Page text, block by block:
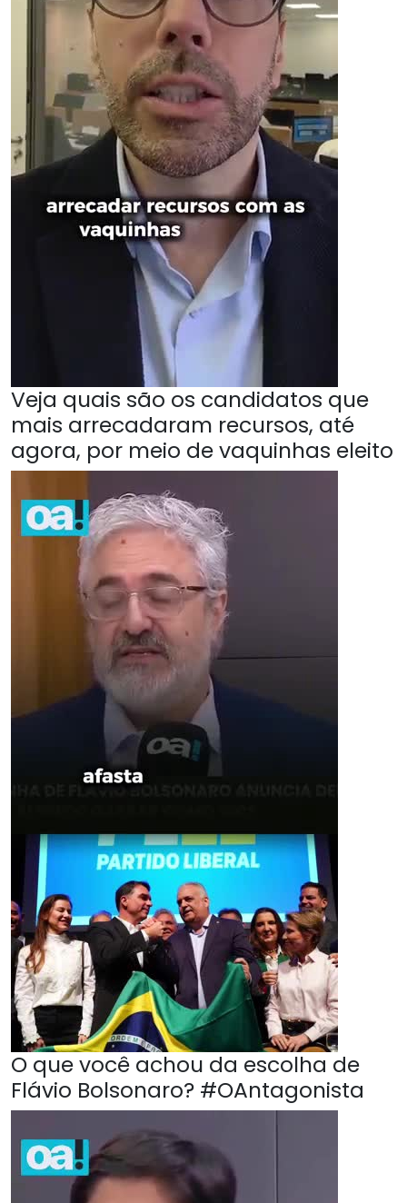
Veja quais são os candidatos que
mais arrecadaram recursos, até
agora, por meio de vaquinhas eleito
O que você achou da escolha de
Flávio Bolsonaro? #OAntagonista